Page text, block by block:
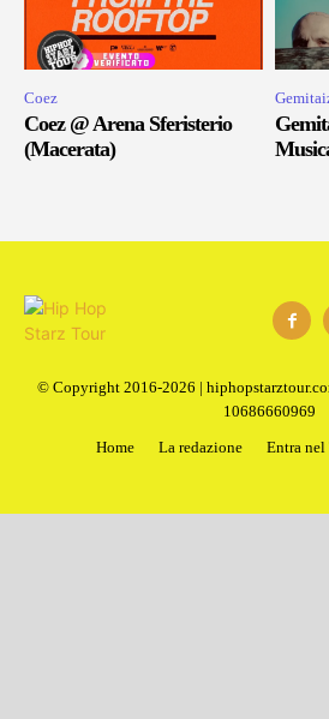
Coez
Coez @ Arena Sferisterio
(Macerata)
© Copyright 2016-2026 |
10686660969
Home
La redazione Entra nel